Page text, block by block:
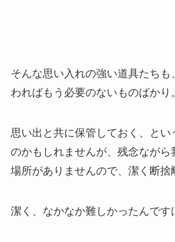
そんな思い入れの強い道具たちも
わればもう必要のないものばかり。
思い出と共に保管しておく、とい
のかもしれませんが、残念ながら
場所がありませんので、潔く断捨
潔く、なかなか難しかったんで